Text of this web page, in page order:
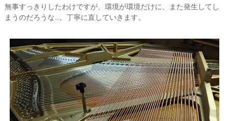
無事すっきりしたわけですが、環境が環境だけに、また発生してし
まうのだろうな…。丁寧に直していきます。